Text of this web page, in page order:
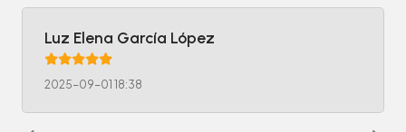
Luz Elena García López
2025-09-01 18:38